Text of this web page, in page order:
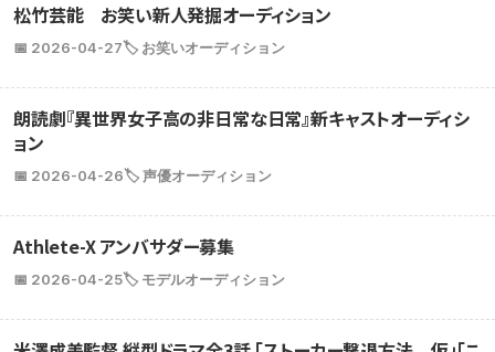
松竹芸能 お笑い新人発掘オーディション
📅 2026-04-27🏷️ お笑いオーディション
朗読劇『異世界女子高の非日常な日常』新キャストオーディシ
ョン
📅 2026-04-26🏷️ 声優オーディション
Athlete-X アンバサダー募集
📅 2026-04-25🏷️ モデルオーディション